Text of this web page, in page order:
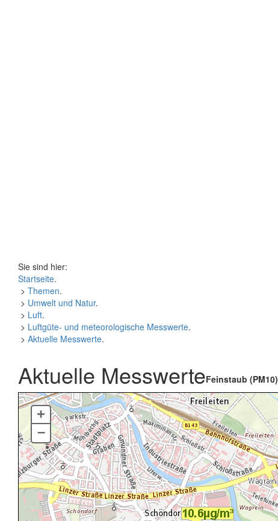
Sie sind hier:
Startseite.
> Themen.
> Umwelt und Natur.
> Luft.
> Luftgüte- und meteorologische Messwerte.
> Aktuelle Messwerte.
Aktuelle MesswerteFeinstaub (PM10)
+
–